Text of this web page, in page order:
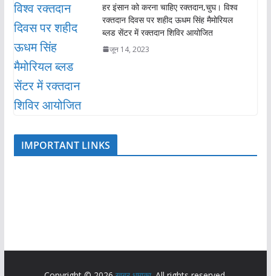
हर इंसान को करना चाहिए रक्तदान,चुघ। विश्व
रक्तदान दिवस पर शहीद ऊधम सिंह मैमोरियल
ब्लड सेंटर में रक्तदान शिविर आयोजित
जून 14, 2023
IMPORTANT LINKS